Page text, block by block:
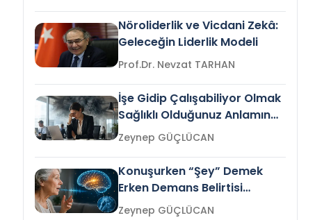
Nöroliderlik ve Vicdani Zekâ:
Geleceğin Liderlik Modeli
Prof.Dr. Nevzat TARHAN
İşe Gidip Çalışabiliyor Olmak
Sağlıklı Olduğunuz Anlamına
Gelir mi?Zeynep GÜÇLÜCAN
Konuşurken “Şey” Demek
Erken Demans Belirtisi
Olabilir mi?Zeynep GÜÇLÜCAN